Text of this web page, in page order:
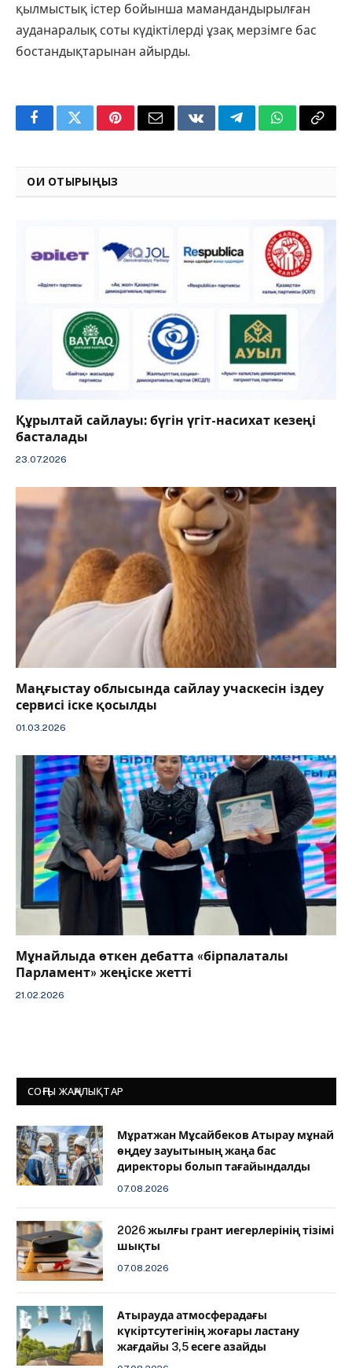
қылмыстық істер бойынша мамандандырылған
ауданаралық соты күдіктілерді ұзақ мерзімге бас
бостандықтарынан айырды.
FacebookTwitterPinterestEmail VKontakteTelegramWhatsApp
Copy
ОҚИ ОТЫРЫҢЫЗ
Құрылтай сайлауы: бүгін үгіт-насихат кезеңі
басталады
23.07.2026
Маңғыстау облысында сайлау учаскесін іздеу
сервисі іске қосылды
01.03.2026
Мұнайлыда өткен дебатта «бірпалаталы
Парламент» жеңіске жетті
21.02.2026
СОҢҒЫ ЖАҢАЛЫҚТАР
Мұратжан Мұсайбеков Атырау мұнай
өңдеу зауытының жаңа бас
директоры болып тағайындалды
07.08.2026
2026 жылғы грант иегерлерінің тізімі
шықты
07.08.2026
Атырауда атмосферадағы
күкіртсутегінің жоғары ластану
жағдайы 3,5 есеге азайды